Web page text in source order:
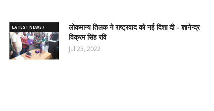
LATEST NEWS /
ताज़ातरीन खबरें
लोकमान्य तिलक ने राष्ट्रवाद को नई दिशा दी - ज्ञानेन्द्र
विक्रम सिंह रवि
Jul 23, 2022